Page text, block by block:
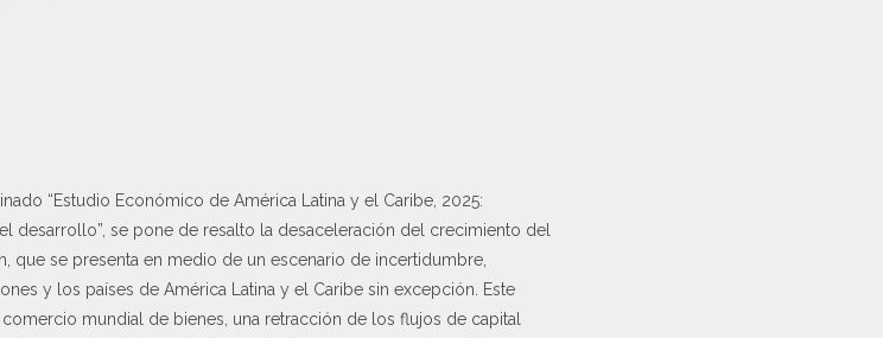
“Estudio Económico de América Latina y el Caribe, 2025:
desarrollo”, se pone de resalto la desaceleración del crecimiento del
que se presenta en medio de un escenario de incertidumbre,
y los países de América Latina y el Caribe sin excepción. Este
mundial de bienes, una retracción de los flujos de capital